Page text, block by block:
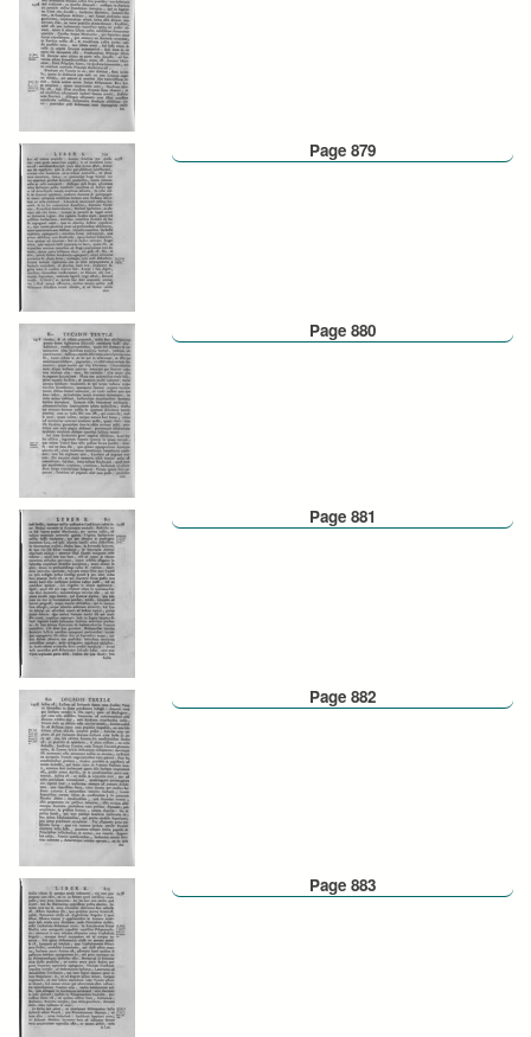
Page 879
Page 880
Page 881
Page 882
Page 883